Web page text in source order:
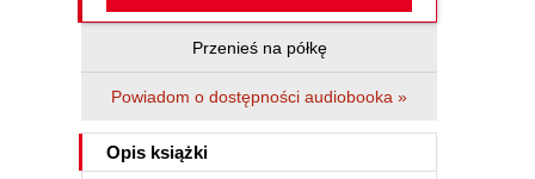
Przenieś na półkę
Powiadom o dostępności audiobooka »
Opis książki